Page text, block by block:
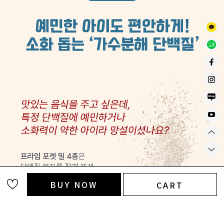
BUY NOW CART